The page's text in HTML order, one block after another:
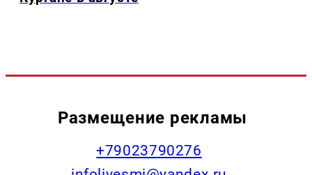
Размещение рекламы
+79023790276